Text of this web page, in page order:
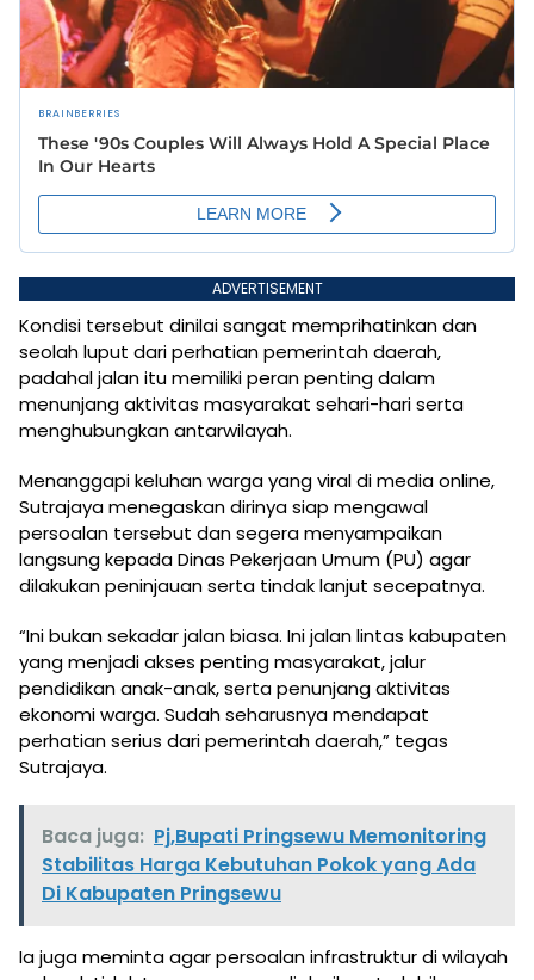
ADVERTISEMENT
Kondisi tersebut dinilai sangat memprihatinkan dan
seolah luput dari perhatian pemerintah daerah,
padahal jalan itu memiliki peran penting dalam
menunjang aktivitas masyarakat sehari-hari serta
menghubungkan antarwilayah.
Menanggapi keluhan warga yang viral di media online,
Sutrajaya menegaskan dirinya siap mengawal
persoalan tersebut dan segera menyampaikan
langsung kepada Dinas Pekerjaan Umum (PU) agar
dilakukan peninjauan serta tindak lanjut secepatnya.
“Ini bukan sekadar jalan biasa. Ini jalan lintas kabupaten
yang menjadi akses penting masyarakat, jalur
pendidikan anak-anak, serta penunjang aktivitas
ekonomi warga. Sudah seharusnya mendapat
perhatian serius dari pemerintah daerah,” tegas
Sutrajaya.
Baca juga: Pj,Bupati Pringsewu Memonitoring
Stabilitas Harga Kebutuhan Pokok yang Ada
Di Kabupaten Pringsewu
Ia juga meminta agar persoalan infrastruktur di wilayah